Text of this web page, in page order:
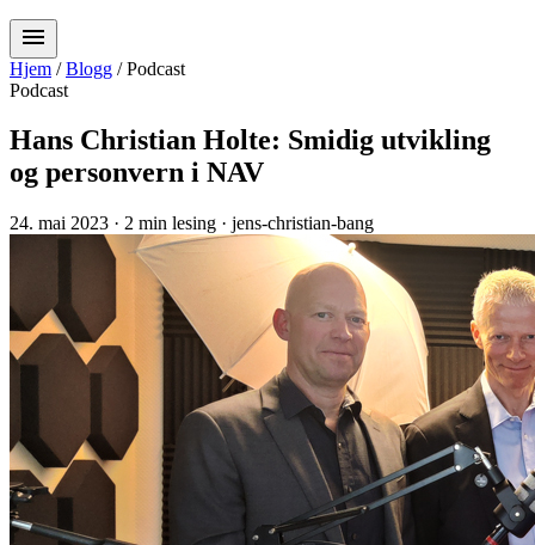
menu
Hjem / Blogg / Podcast
Podcast
Hans Christian Holte: Smidig utvikling
og personvern i NAV
24. mai 2023 · 2 min lesing · jens-christian-bang